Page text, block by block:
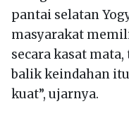
pantai selatan
masyarakat
secara kasat
balik keindahan
kuat”, ujarnya.